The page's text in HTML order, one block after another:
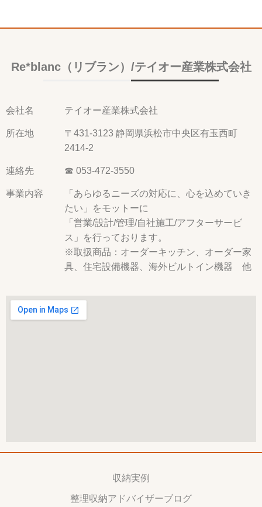
Re*blanc（リブラン）/テイオー産業株式会社
会社名 テイオー産業株式会社
所在地
〒431-3123 静岡県浜松市中央区有玉西町
2414-2
連絡先 ☎ 053-472-3550
事業内容
「あらゆるニーズの対応に、心を込めていき
たい」をモットーに
「営業/設計/管理/自社施工/アフターサービ
ス」を行っております。
※取扱商品：オーダーキッチン、オーダー家
具、住宅設備機器、海外ビルトイン機器 他
収納実例
整理収納アドバイザーブログ